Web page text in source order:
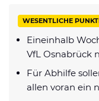
Schreiber gesucht
Glücksspiel-
Haftungsausschluss
WESENTLICHE
Eineinhalb
VfL Osnabrück
Für Abhilfe
allen voran ein